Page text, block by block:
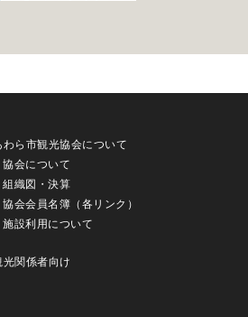
わら市観光協会について
協会について
組織図・決算
協会会員名簿（各リンク）
施設利用について
光関係者向け